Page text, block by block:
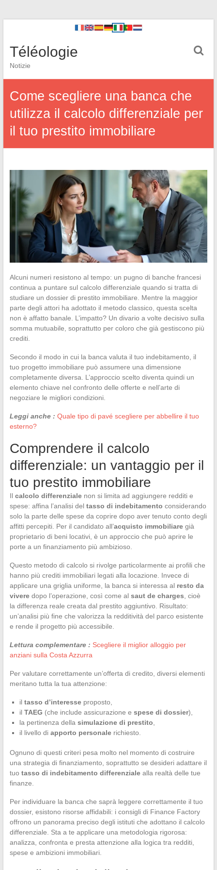
Téléologie
Notizie
Come scegliere una banca che
utilizza il calcolo differenziale per
il tuo prestito immobiliare
Alcuni numeri resistono al tempo: un pugno di banche francesi
continua a puntare sul calcolo differenziale quando si tratta di
studiare un dossier di prestito immobiliare. Mentre la maggior
parte degli attori ha adottato il metodo classico, questa scelta
non è affatto banale. L’impatto? Un divario a volte decisivo sulla
somma mutuabile, soprattutto per coloro che già gestiscono più
crediti.
Secondo il modo in cui la banca valuta il tuo indebitamento, il
tuo progetto immobiliare può assumere una dimensione
completamente diversa. L’approccio scelto diventa quindi un
elemento chiave nel confronto delle offerte e nell’arte di
negoziare le migliori condizioni.
Leggi anche : Quale tipo di pavé scegliere per abbellire il tuo
esterno?
Comprendere il calcolo
differenziale: un vantaggio per il
tuo prestito immobiliare
Il calcolo differenzialenon si limita ad aggiungere redditi e
spese: affina l’analisi del tasso di indebitamento considerando
solo la parte delle spese da coprire dopo aver tenuto conto degli
affitti percepiti. Per il candidato all’acquisto immobiliaregià
proprietario di beni locativi, è un approccio che può aprire le
porte a un finanziamento più ambizioso.
Questo metodo di calcolo si rivolge particolarmente ai profili che
hanno più crediti immobiliari legati alla locazione. Invece di
applicare una griglia uniforme, la banca si interessa al resto da
viveredopo l’operazione, così come al saut de charges , cioè
la differenza reale creata dal prestito aggiuntivo. Risultato:
un’analisi più fine che valorizza la redditività del parco esistente
e rende il progetto più accessibile.
Lettura complementare : Scegliere il miglior alloggio per
anziani sulla Costa Azzurra
Per valutare correttamente un’offerta di credito, diversi elementi
meritano tutta la tua attenzione:
il tasso d’interesseproposto,
il TAEG (che include assicurazione e spese di dossier),
la pertinenza della simulazione di prestito
il livello di apporto personalerichiesto.
Ognuno di questi criteri pesa molto nel momento di costruire
una strategia di finanziamento, soprattutto se desideri adattare il
tuo tasso di indebitamento differenzialealla realtà delle tue
finanze.
Per individuare la banca che saprà leggere correttamente il tuo
dossier, esistono risorse affidabili: i consigli di Finance Factory
offrono un panorama preciso degli istituti che adottano il calcolo
differenziale. Sta a te applicare una metodologia rigorosa:
analizza, confronta e presta attenzione alla logica tra redditi,
spese e ambizioni immobiliari.